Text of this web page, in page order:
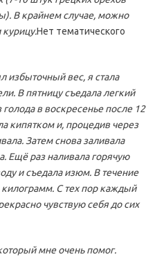
В крайнем случае, можно
курицу.Нет тематического
избыточный вес, я стала
В пятницу съедала легкий
в воскресенье после 12
кипятком и, процедив через
Затем снова заливала
Ещё раз наливала горячую
и съедала изюм. В течение
килограмм. С тех пор каждый
чувствую себя до сих
мне очень помог.